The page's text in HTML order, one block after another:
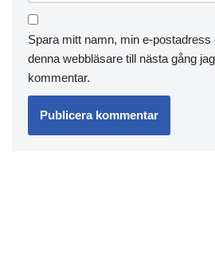
Spara mitt namn, min e-postadress
denna webbläsare till nästa gång
kommentar.